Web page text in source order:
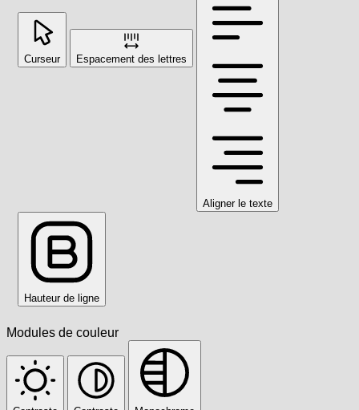
Curseur Espacement des lettres
Aligner le texte
Hauteur de ligne
Modules de couleur